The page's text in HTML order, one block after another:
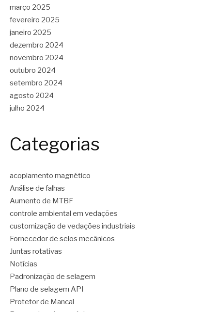
março 2025
fevereiro 2025
janeiro 2025
dezembro 2024
novembro 2024
outubro 2024
setembro 2024
agosto 2024
julho 2024
Categorias
acoplamento magnético
Análise de falhas
Aumento de MTBF
controle ambiental em vedações
customização de vedações industriais
Fornecedor de selos mecânicos
Juntas rotativas
Notícias
Padronização de selagem
Plano de selagem API
Protetor de Mancal